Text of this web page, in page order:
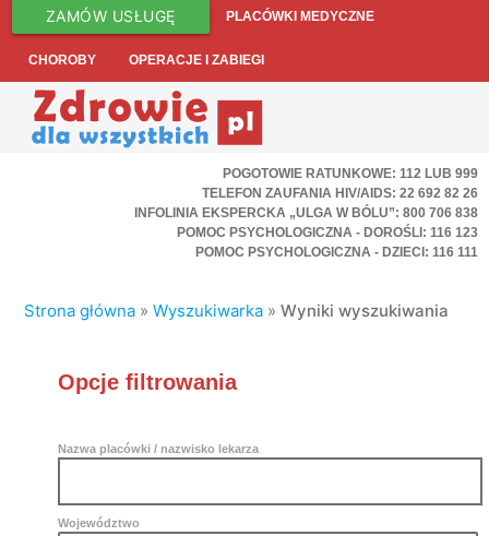
ZAMÓW USŁUGĘ PLACÓWKI MEDYCZNE
CHOROBY OPERACJE I ZABIEGI
POGOTOWIE RATUNKOWE: 112 LUB 999
TELEFON ZAUFANIA HIV/AIDS: 22 692 82 26
INFOLINIA EKSPERCKA „ULGA W BÓLU”: 800 706 838
POMOC PSYCHOLOGICZNA - DOROŚLI: 116 123
POMOC PSYCHOLOGICZNA - DZIECI: 116 111
Strona główna »Wyszukiwarka »Wyniki wyszukiwania
Opcje filtrowania
Nazwa placówki / nazwisko lekarza
Województwo